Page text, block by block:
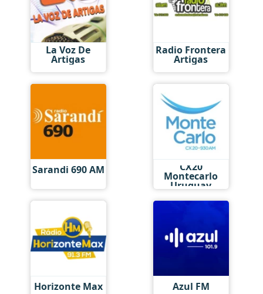
La Voz De
Artigas
Radio Frontera
Artigas
Sarandi 690 AM CX20
Montecarlo
Uruguay
Horizonte Max Azul FM